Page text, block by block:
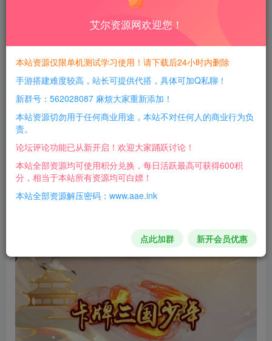
每日活跃最高可获得600积分！所有资源可以使用
积分免费兑换！
游戏介绍：
带宽！
苹果端我测试有问题，估计是我IOS版本太高，我的版
本是17
艾尔资源网欢迎您！
本站资源仅限单机测试学习使用！请下载后24小时内删除
手游搭建难度较高，站长可提供代搭，具体可加Q私聊！
新群号：562028087 麻烦大家重新添加！
本站资源切勿用于任何商业用途，本站不对任何人的商业行为负
责。
论坛评论功能已从新开启！欢迎大家踊跃讨论！
本站全部资源均可使用积分兑换，每日活跃最高可获得600积
分，相当于本站所有资源均可白嫖！
本站全部资源解压密码：www.aae.ink
点此加群 新开会员优惠